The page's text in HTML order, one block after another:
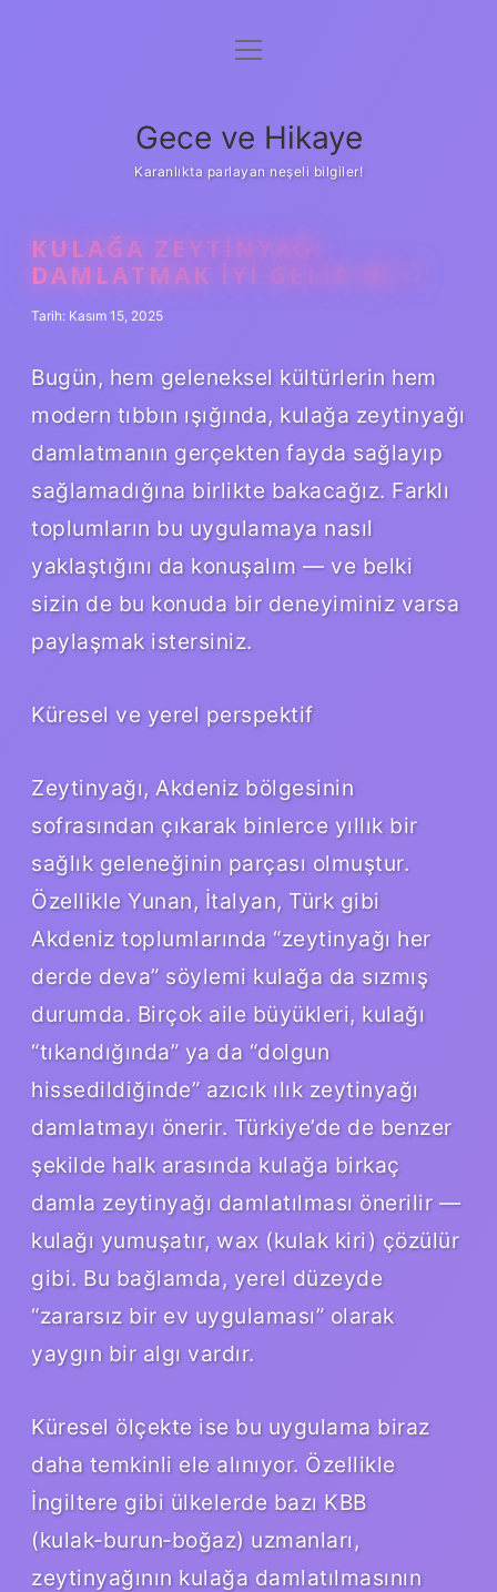
Anasayfa
Yasal Uyarı
menüyü
Gece ve Hikaye
Karanlıkta parlayan neşeli bilgiler!
KULAĞA ZEYTINYAĞI
DAMLATMAK IYI GELIR MI ?
Tarih: Kasım 15, 2025
Bugün, hem geleneksel kültürlerin hem
modern tıbbın ışığında, kulağa zeytinyağı
damlatmanın gerçekten fayda sağlayıp
sağlamadığına birlikte bakacağız. Farklı
toplumların bu uygulamaya nasıl
yaklaştığını da konuşalım — ve belki
sizin de bu konuda bir deneyiminiz varsa
paylaşmak istersiniz.
Küresel ve yerel perspektif
Zeytinyağı, Akdeniz bölgesinin
sofrasından çıkarak binlerce yıllık bir
sağlık geleneğinin parçası olmuştur.
Özellikle Yunan, İtalyan, Türk gibi
Akdeniz toplumlarında “zeytinyağı her
derde deva” söylemi kulağa da sızmış
durumda. Birçok aile büyükleri, kulağı
“tıkandığında” ya da “dolgun
hissedildiğinde” azıcık ılık zeytinyağı
damlatmayı önerir. Türkiye’de de benzer
şekilde halk arasında kulağa birkaç
damla zeytinyağı damlatılması önerilir —
kulağı yumuşatır, wax (kulak kiri) çözülür
gibi. Bu bağlamda, yerel düzeyde
“zararsız bir ev uygulaması” olarak
yaygın bir algı vardır.
Küresel ölçekte ise bu uygulama biraz
daha temkinli ele alınıyor. Özellikle
İngiltere gibi ülkelerde bazı KBB
(kulak‑burun‑boğaz) uzmanları,
zeytinyağının kulağa damlatılmasının